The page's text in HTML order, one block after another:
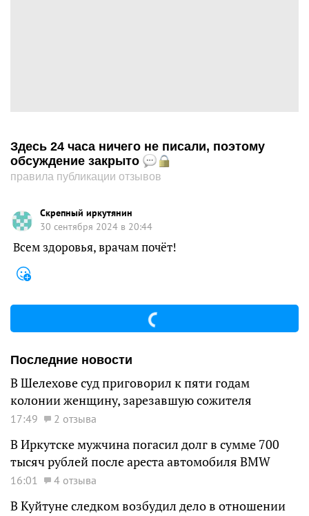
Здесь 24 часа ничего не писали, поэтому
обсуждение закрыто
правила публикации отзывов
Скрепный иркутянин
30 сентября 2024 в 20:44
Всем здоровья, врачам почёт!
Последние новости
В Шелехове суд приговорил к пяти годам
колонии женщину, зарезавшую сожителя
17:49 2 отзыва
В Иркутске мужчина погасил долг в сумме 700
тысяч рублей после ареста автомобиля BMW
16:01 4 отзыва
В Куйтуне следком возбудил дело в отношении